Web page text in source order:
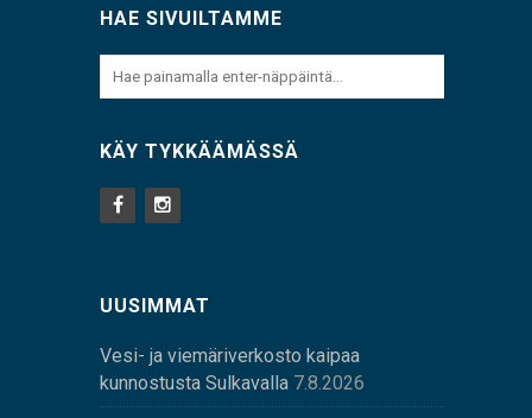
HAE SIVUILTAMME
KÄY TYKKÄÄMÄSSÄ
UUSIMMAT
Vesi- ja viemäriverkosto kaipaa
kunnostusta Sulkavalla 7.8.2026